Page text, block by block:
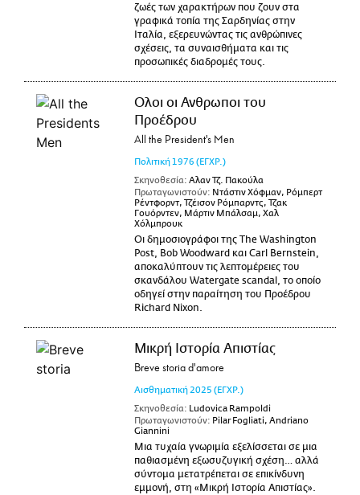
ζωές των χαρακτήρων που ζουν στα
γραφικά τοπία της Σαρδηνίας στην
Ιταλία, εξερευνώντας τις ανθρώπινες
σχέσεις, τα συναισθήματα και τις
προσωπικές διαδρομές τους.
Ολοι οι Ανθρωποι του
Προέδρου
All the President's Men
Πολιτική1976 (ΕΓΧΡ.)
Σκηνοθεσία: Αλαν Τζ. Πακούλα
Πρωταγωνιστούν: Ντάστιν Χόφμαν, Ρόμπερτ
Ρέντφορντ, Τζέισον Ρόμπαρντς, Τζακ
Γουόρντεν, Μάρτιν Μπάλσαμ, Χαλ
Χόλμπρουκ
Οι δημοσιογράφοι της The Washington
Post, Bob Woodward και Carl Bernstein,
αποκαλύπτουν τις λεπτομέρειες του
σκανδάλου Watergate scandal, το οποίο
οδηγεί στην παραίτηση του Προέδρου
Richard Nixon.
Μικρή Ιστορία Απιστίας
Breve storia d'amore
Αισθηματική 2025 (ΕΓΧΡ.)
Σκηνοθεσία: Ludovica Rampoldi
Πρωταγωνιστούν: Pilar Fogliati, Andriano
Giannini
Μια τυχαία γνωριμία εξελίσσεται σε μια
παθιασμένη εξωσυζυγική σχέση… αλλά
σύντομα μετατρέπεται σε επικίνδυνη
εμμονή, στη «Μικρή Ιστορία Απιστίας».